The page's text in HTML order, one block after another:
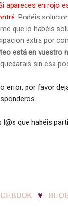
apareces en rojo
Podéis
que lo habéis
extra por
está en vuestro
sin esa
error, por favor
que habéis
♥